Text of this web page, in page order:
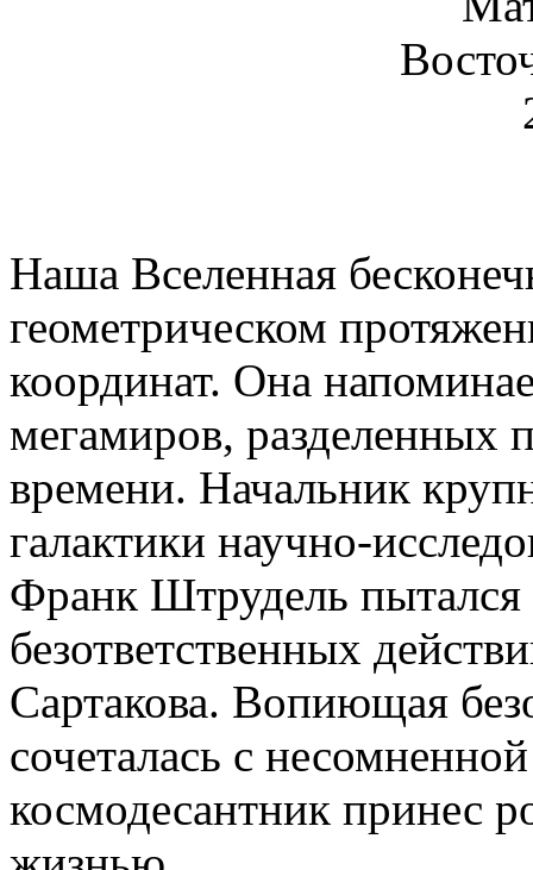
Наша Вселенная
геометрическом
координат. Она
мегамиров, разделенных
времени. Начальник
галактики научно-
Франк Штрудель пытался
безответственных
Сартакова. Вопиющая
сочеталась с
космодесантник принес